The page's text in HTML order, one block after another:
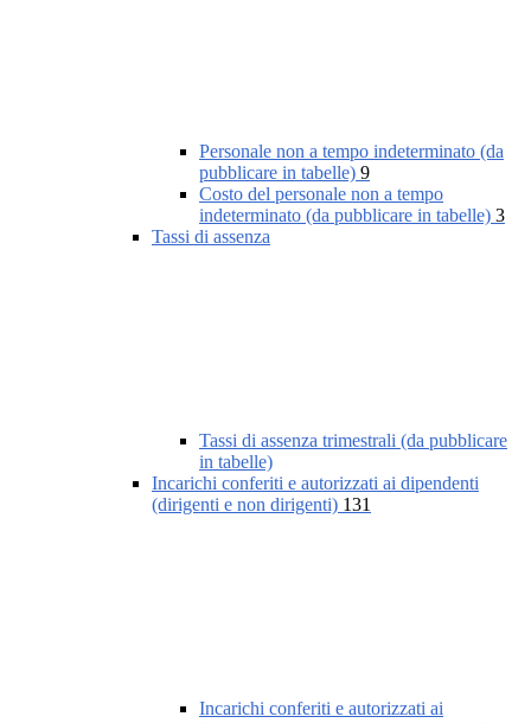
Personale non a tempo indeterminato (da
pubblicare in tabelle) 9
Costo del personale non a tempo
indeterminato (da pubblicare in tabelle) 3
Tassi di assenza
Tassi di assenza trimestrali (da pubblicare
in tabelle)
Incarichi conferiti e autorizzati ai dipendenti
(dirigenti e non dirigenti) 131
Incarichi conferiti e autorizzati ai